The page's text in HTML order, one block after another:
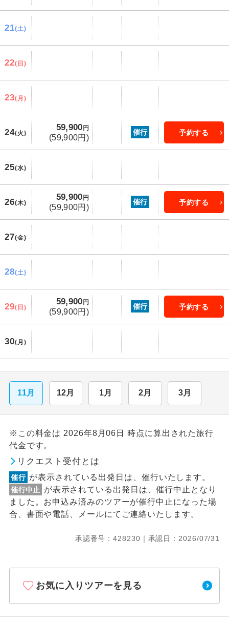
21(土)
22(日)
23(月)
24(火)
59,900 円
(59,900円)
催行 予約する
25(水)
26(木)
59,900 円
(59,900円)
催行 予約する
27(金)
28(土)
29(日)
59,900 円
(59,900円)
催行 予約する
30(月)
11月 12月 1月 2月 3月
※この料金は 2026年8月06日 時点に算出された旅行
代金です。
リクエスト受付とは
催行 が表示されている出発日は、催行いたします。
催行中止
が表示されている出発日は、催行中止となり
ました。お申込み済みのツアーが催行中止になった場
合、書面や電話、メールにてご連絡いたします。
承認番号：428230｜承認日：2026/07/31
お気に入りツアーを見る